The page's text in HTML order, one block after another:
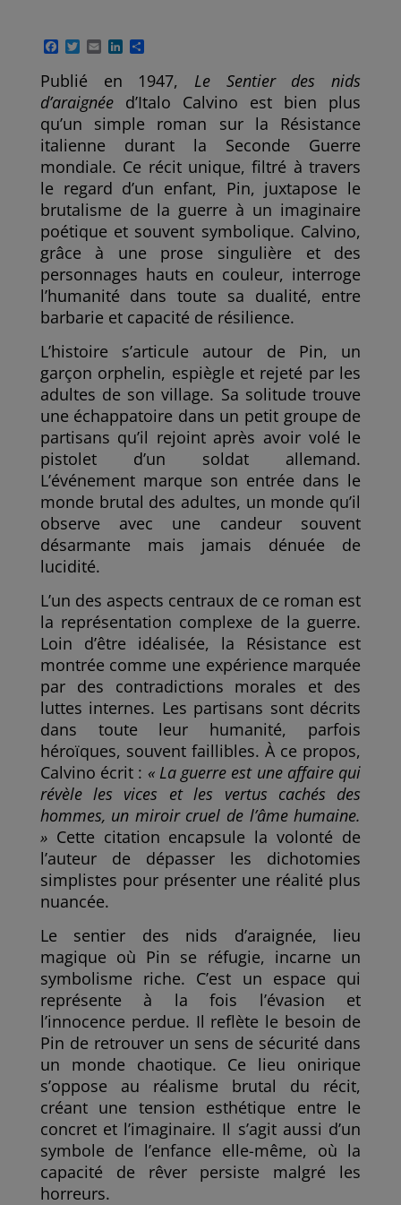
F
c
e
b
o
o
k
T
i
t
t
e
r
E
a
l
L
e
d
I
n
P
r
t
a
g
e
r
Publié en 1947, Le Sentier des nids
d’araignéed’Italo Calvino est bien plus
qu’un simple roman sur la Résistance
italienne durant la Seconde Guerre
mondiale. Ce récit unique, filtré à travers
le regard d’un enfant, Pin, juxtapose le
brutalisme de la guerre à un imaginaire
poétique et souvent symbolique. Calvino,
grâce à une prose singulière et des
personnages hauts en couleur, interroge
l’humanité dans toute sa dualité, entre
barbarie et capacité de résilience.
L’histoire s’articule autour de Pin, un
garçon orphelin, espiègle et rejeté par les
adultes de son village. Sa solitude trouve
une échappatoire dans un petit groupe de
partisans qu’il rejoint après avoir volé le
pistolet d’un soldat allemand.
L’événement marque son entrée dans le
monde brutal des adultes, un monde qu’il
observe avec une candeur souvent
désarmante mais jamais dénuée de
lucidité.
L’un des aspects centraux de ce roman est
la représentation complexe de la guerre.
Loin d’être idéalisée, la Résistance est
montrée comme une expérience marquée
par des contradictions morales et des
luttes internes. Les partisans sont décrits
dans toute leur humanité, parfois
héroïques, souvent faillibles. À ce propos,
Calvino écrit : « La guerre est une affaire qui
révèle les vices et les vertus cachés des
hommes, un miroir cruel de l’âme humaine.
»Cette citation encapsule la volonté de
l’auteur de dépasser les dichotomies
simplistes pour présenter une réalité plus
nuancée.
Le sentier des nids d’araignée, lieu
magique où Pin se réfugie, incarne un
symbolisme riche. C’est un espace qui
représente à la fois l’évasion et
l’innocence perdue. Il reflète le besoin de
Pin de retrouver un sens de sécurité dans
un monde chaotique. Ce lieu onirique
s’oppose au réalisme brutal du récit,
créant une tension esthétique entre le
concret et l’imaginaire. Il s’agit aussi d’un
symbole de l’enfance elle-même, où la
capacité de rêver persiste malgré les
horreurs.